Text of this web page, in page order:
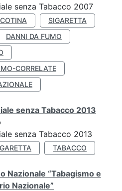
senza Tabacco 2007
SIGARETTA
DANNI DA FUMO
CORRELATE
senza Tabacco 2013
senza Tabacco 2013
TABACCO
Nazionale “Tabagismo e
Nazionale”